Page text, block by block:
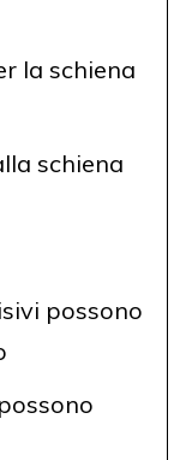
la schiena
schiena
possono